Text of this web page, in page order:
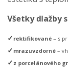
Všetky dlažby
✓ rektifikované – s
✓ mrazuvzdorné –
✓ z porcelánového